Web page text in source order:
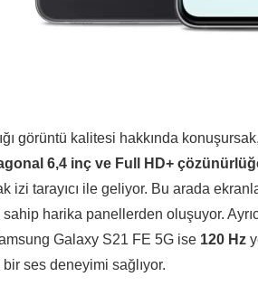
görüntü kalitesi hakkında
6,4 inç ve Full HD+
izi tarayıcı ile geliyor. Bu arada
harika panellerden oluşuyor.
Galaxy S21 FE 5G ise 120 Hz
ses deneyimi sağlıyor.